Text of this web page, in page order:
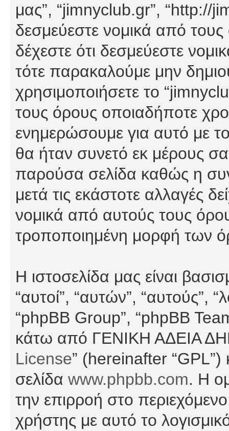
μας”, “jimnyclub.gr”, “http://
δεσμεύεστε νομικά από
δέχεστε ότι δεσμεύεστε
τότε παρακαλούμε μην
χρησιμοποιήσετε το
τους όρους οποιαδήποτε
ενημερώσουμε για αυτό με
θα ήταν συνετό εκ μέρους
παρούσα σελίδα καθώς η
μετά τις εκάστοτε αλλαγές
νομικά από αυτούς τους
τροποποιημένη μορφή των
Η ιστοσελίδα μας είναι
“αυτοί”, “αυτών”, “αυτούς”,
“phpBB Group”, “phpBB
κάτω από ΓΕΝΙΚΗ ΑΔΕΙΑ
License” (hereinafter “GPL”)
σελίδα www.phpbb.com. Η
την επιρροή στο
χρήστης με αυτό το